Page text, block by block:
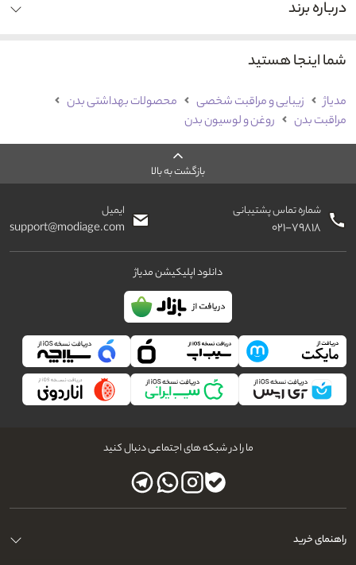
درباره برند
شما اینجا هستید
مدیاژ زیبایی و مراقبت شخصی
محصولات بهداشتی بدن
مراقبت بدن
روغن و لوسیون بدن
بازگشت به بالا
شماره تماس پشتیبانی
۰۲۱-۷۹۸۱۸
ایمیل
support@modiage.com
دانلود اپلیکیشن مدیاژ
ما را در شبکه های اجتماعی دنبال کنید
راهنمای خرید